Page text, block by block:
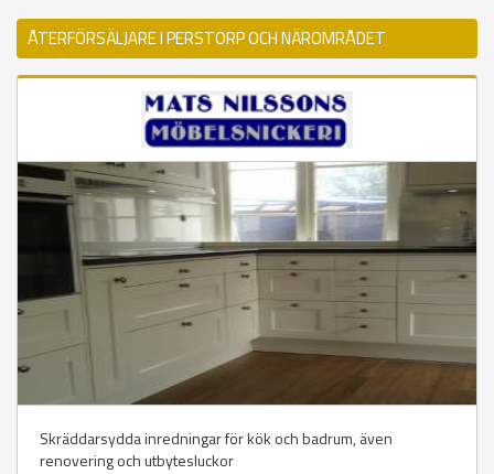
ÅTERFÖRSÄLJARE I PERSTORP OCH NÄROMRÅDET
Skräddarsydda inredningar för kök och badrum, även
renovering och utbytesluckor